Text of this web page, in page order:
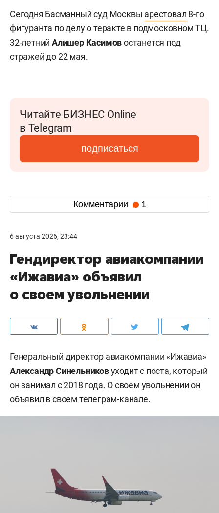
Сегодня Басманный суд Москвы арестовал 8-го
фигуранта по делу о теракте в подмосковном ТЦ.
32-летнийАлишер Касимовостанется под
стражей до 22 мая.
Читайте БИЗНЕС Online
в Telegram
подписаться
Комментарии 1
6 августа 2026, 23:44
Гендиректор авиакомпании
«Ижавиа» объявил
о своем увольнении
Генеральный директор авиакомпании «Ижавиа»
Александр Синельниковуходит с поста, который
он занимал с 2018 года. О своем увольнении он
объявил в своем телеграм-канале.